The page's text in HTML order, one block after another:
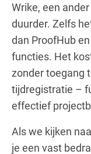
Wrike, een
duurder. Zelfs
dan ProofHub
functies. Het
zonder toegang
tijdregistratie –
effectief
Als we kijken
je een vast